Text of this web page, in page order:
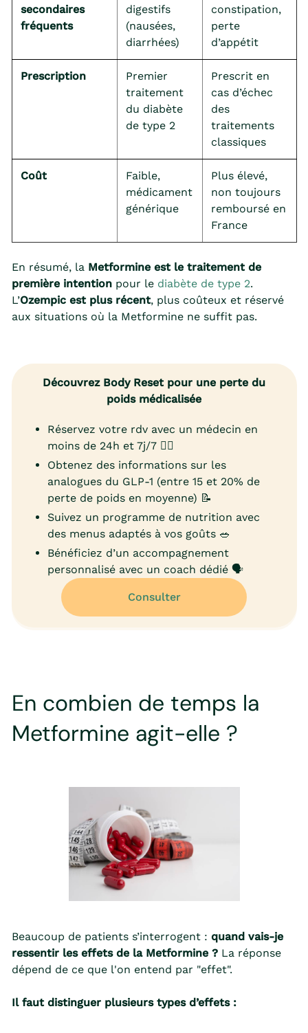
secondaires
fréquents
digestifs
(nausées,
diarrhées)
constipation,
perte
d’appétit
Prescription
Premier
traitement
du diabète
de type 2
Prescrit en
cas d’échec
des
traitements
classiques
Coût
Faible,
médicament
générique
Plus élevé,
non toujours
remboursé en
France
En résumé, la Metformine est le traitement de
première intentionpour le diabète de type 2.
L’Ozempic est plus récent, plus coûteux et réservé
aux situations où la Metformine ne suffit pas.
Découvrez Body Reset pour une perte du
poids médicalisée
Réservez votre rdv avec un médecin en
moins de 24h et 7j/7 👨‍⚕️
Obtenez des informations sur les
analogues du GLP-1 (entre 15 et 20% de
perte de poids en moyenne) 📝
Suivez un programme de nutrition avec
des menus adaptés à vos goûts 🥗
Bénéficiez d’un accompagnement
personnalisé avec un coach dédié 🗣️
Consulter
En combien de temps la
Metformine agit-elle ?
Beaucoup de patients s’interrogent : quand vais-je
ressentir les effets de la Metformine ?La réponse
dépend de ce que l'on entend par "effet".
Il faut distinguer plusieurs types d’effets :